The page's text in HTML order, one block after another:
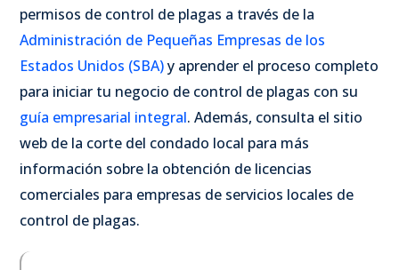
permisos de control de plagas a través de la
Administración de Pequeñas Empresas de los
Estados Unidos (SBA)y aprender el proceso completo
para iniciar tu negocio de control de plagas con su
guía empresarial integral. Además, consulta el sitio
web de la corte del condado local para más
información sobre la obtención de licencias
comerciales para empresas de servicios locales de
control de plagas.